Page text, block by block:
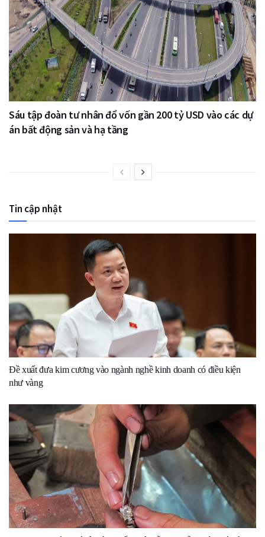
Sáu tập đoàn tư nhân đổ vốn gần 200 tỷ USD vào các dự
án bất động sản và hạ tầng
Tin cập nhật
Đề xuất đưa kim cương vào ngành nghề kinh doanh có điều kiện
như vàng